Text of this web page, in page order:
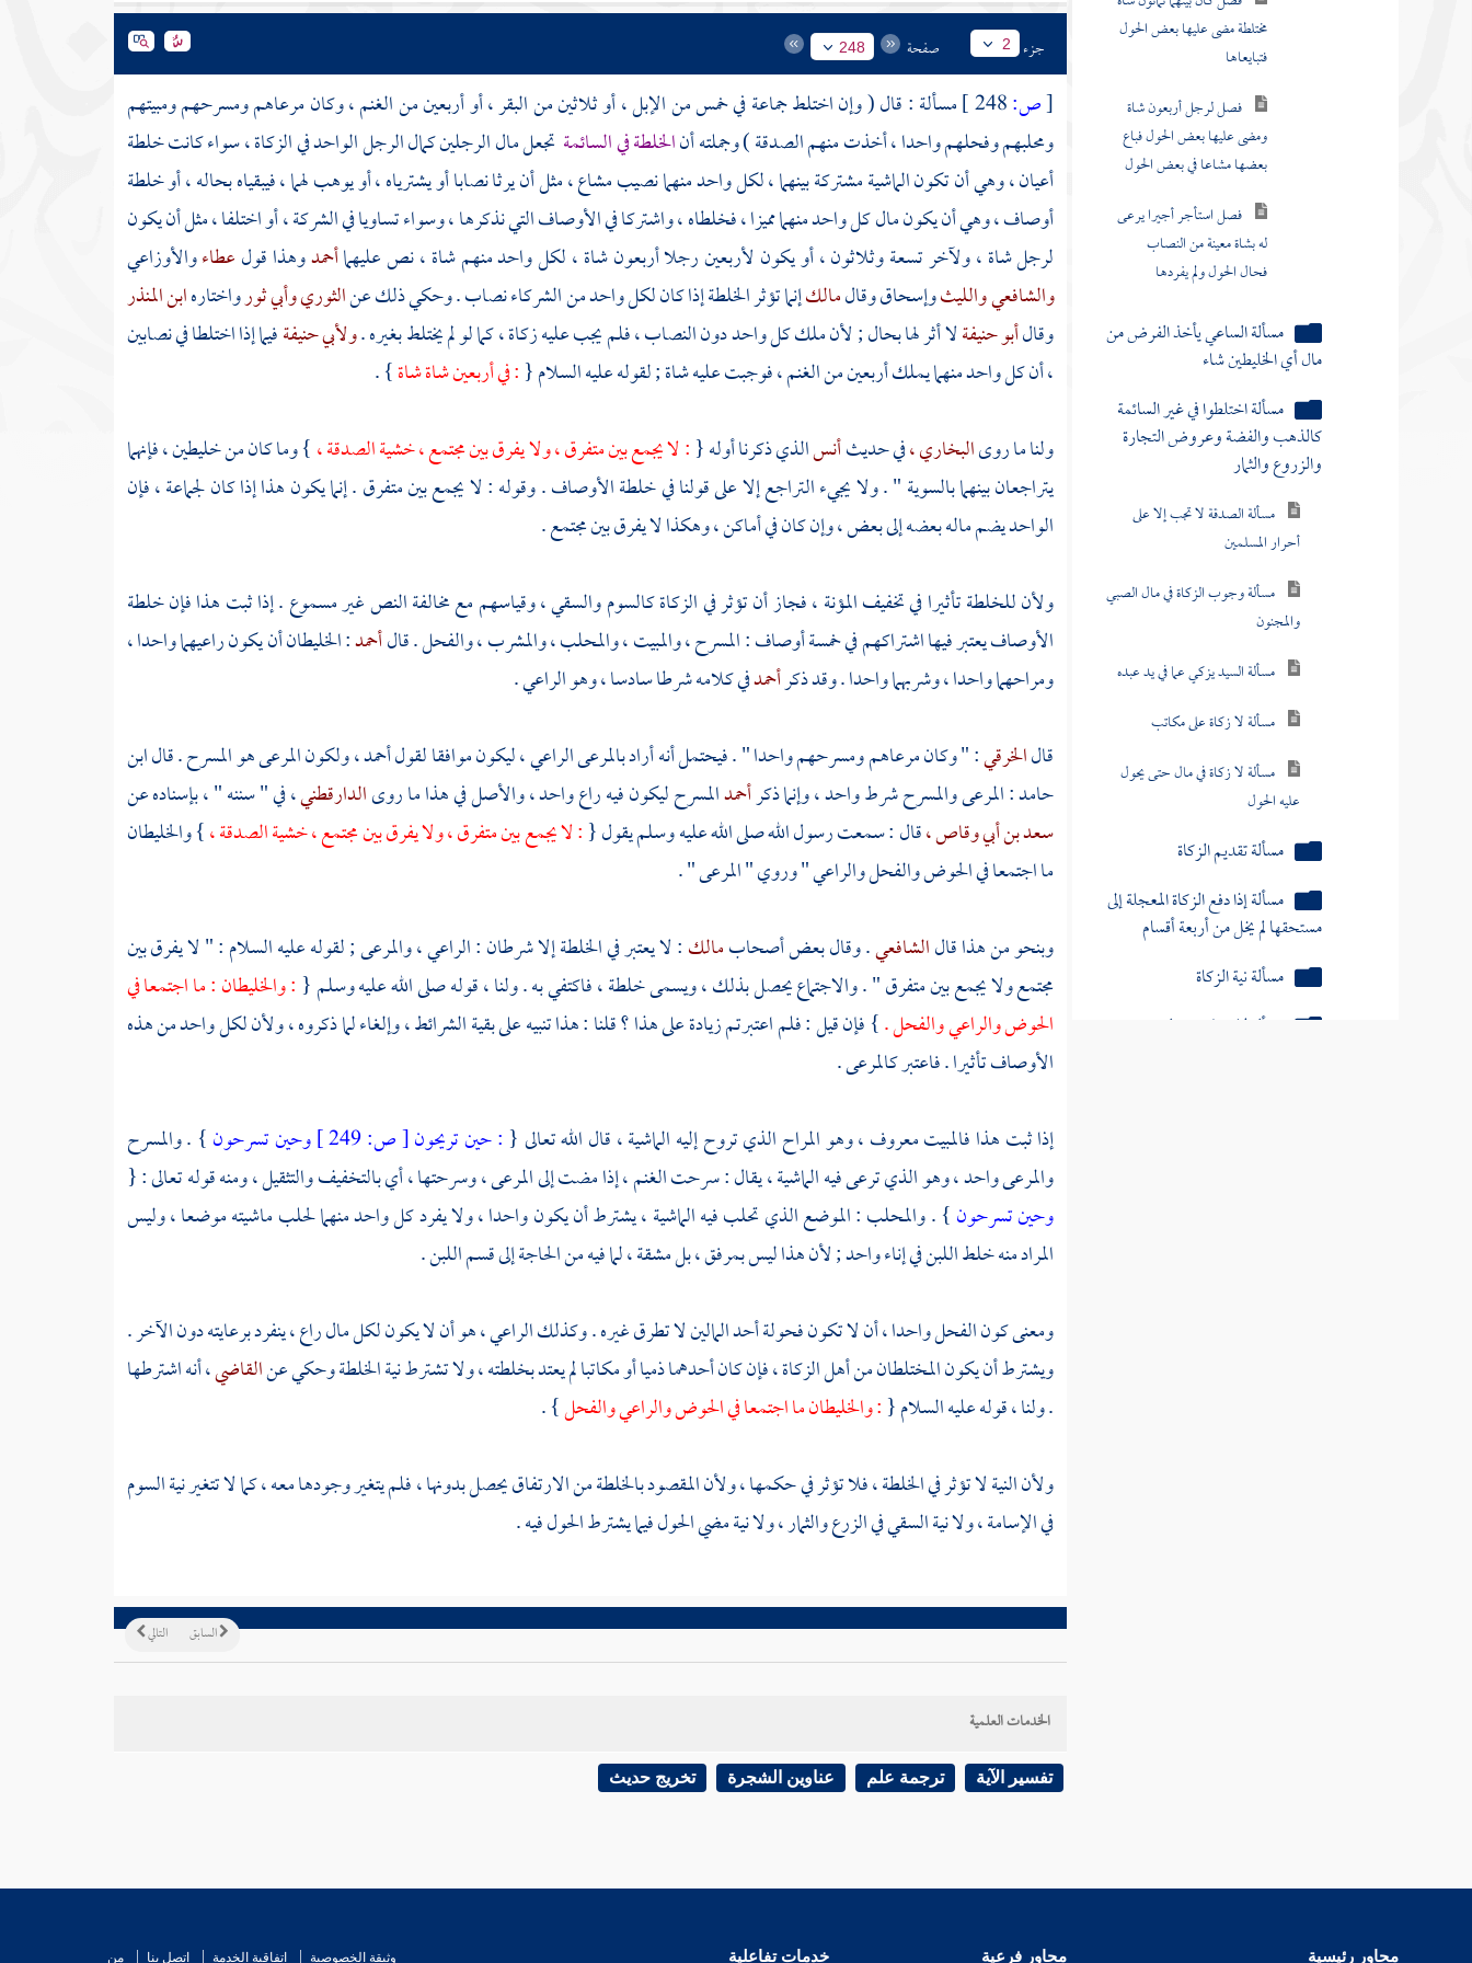
مسألة اختلطوا في غير السائمة
والزروع والثمار
مسألة الصدقة لا تجب إلا على
مسألة وجوب الزكاة في مال الصبي
والمجنون
مسألة السيد يزكي عما في يد عبده
مسألة لا زكاة على مكاتب
مسألة لا زكاة في مال حتى يحول
عليه الحول
مسألة تقديم الزكاة
مسألة إذا دفع الزكاة المعجلة إلى
مستحقها لم يخل من أربعة أقسام
مسألة نية الزكاة
مسألة لا يعطى من الصدقة
مسألة زكاة الأموال لا تعطى لكافر
مسألة للعامل أن يأخذ عمالته
من الزكاة سواء كان حرا أو عبدا
الصدقة المفروضة
مسألة موالي بني هاشم وهم من
باب زكاة الذهب والفضة
جزء 2 صفحة 248
[ص:
مسألة : قال ( وإن اختلط جماعة في خمس من الإبل ، أو ثلاثين من البقر ، أو أربعين من الغنم ، وكان مرعاهم ومسرحهم ومبيتهم
ومحلبهم وفحلهم واحدا ، أخذت منهم الصدقة ) وجملته أنالخلطة في السائمة تجعل مال الرجلين كمال الرجل الواحد في الزكاة ، سواء كانت خلطة
أعيان ، وهي أن تكون الماشية مشتركة بينهما ، لكل واحد منهما نصيب مشاع ، مثل أن يرثا نصابا أو يشترياه ، أو يوهب لهما ، فيبقياه بحاله ، أو خلطة
أوصاف ، وهي أن يكون مال كل واحد منهما مميزا ، فخلطاه ، واشتركا في الأوصاف التي نذكرها ، وسواء تساويا في الشركة ، أو اختلفا ، مثل أن يكون
لرجل شاة ، ولآخر تسعة وثلاثون ، أو يكون لأربعين رجلا أربعون شاة ، لكل واحد منهم شاة ، نص عليهماأحمدوهذا قولعطاءوالأوزاعي
والشافعيوالليثوإسحاقوقالمالكإنما تؤثر الخلطة إذا كان لكل واحد من الشركاء نصاب . وحكي ذلك عنالثوريوأبي ثورواختارهابن المنذر
وقالأبو حنيفةلا أثر لها بحال ; لأن ملك كل واحد دون النصاب ، فلم يجب عليه زكاة ، كما لو لم يختلط بغيره .ولأبي حنيفةفيما إذا اختلطا في نصابين
، أن كل واحد منهما يملك أربعين من الغنم ، فوجبت عليه شاة ; لقوله عليه السلام {: في أربعين شاة شاة} .
ولنا ما روىالبخاري ،في حديثأنسالذي ذكرنا أوله {: لا يجمع بين متفرق ، ولا يفرق بين مجتمع ، خشية الصدقة ،} وما كان من خليطين ، فإنهما
يتراجعان بينهما بالسوية " . ولا يجيء التراجع إلا على قولنا في خلطة الأوصاف . وقوله : لا يجمع بين متفرق . إنما يكون هذا إذا كان لجماعة ، فإن
الواحد يضم ماله بعضه إلى بعض ، وإن كان في أماكن ، وهكذا لا يفرق بين مجتمع .
ولأن للخلطة تأثيرا في تخفيف المؤنة ، فجاز أن تؤثر في الزكاة كالسوم والسقي ، وقياسهم مع مخالفة النص غير مسموع . إذا ثبت هذا فإن خلطة
الأوصاف يعتبر فيها اشتراكهم في خمسة أوصاف : المسرح ، والمبيت ، والمحلب ، والمشرب ، والفحل . قالأحمد: الخليطان أن يكون راعيهما واحدا ،
ومراحهما واحدا ، وشربهما واحدا . وقد ذكرأحمدفي كلامه شرطا سادسا ، وهو الراعي .
قالالخرقي: " وكان مرعاهم ومسرحهم واحدا " . فيحتمل أنه أراد بالمرعى الراعي ، ليكون موافقا لقول أحمد ، ولكون المرعى هو المسرح . قالابن
حامد: المرعى والمسرح شرط واحد ، وإنما ذكرأحمدالمسرح ليكون فيه راع واحد ، والأصل في هذا ما روىالدارقطني، في " سننه " ، بإسناده عن
سعد بن أبي وقاص ،قال : سمعت رسول الله صلى الله عليه وسلم يقول {: لا يجمع بين متفرق ، ولا يفرق بين مجتمع ، خشية الصدقة ،} والخليطان
ما اجتمعا في الحوض والفحل والراعي " وروي " المرعى " .
وبنحو من هذا قالالشافعي. وقال بعض أصحابمالك: لا يعتبر في الخلطة إلا شرطان : الراعي ، والمرعى ; لقوله عليه السلام : " لا يفرق بين
مجتمع ولا يجمع بين متفرق " . والاجتماع يحصل بذلك ، ويسمى خلطة ، فاكتفي به . ولنا ، قوله صلى الله عليه وسلم {: والخليطان : ما اجتمعا في
الحوض والراعي والفحل .} فإن قيل : فلم اعتبرتم زيادة على هذا ؟ قلنا : هذا تنبيه على بقية الشرائط ، وإلغاء لما ذكروه ، ولأن لكل واحد من هذه
الأوصاف تأثيرا . فاعتبر كالمرعى .
إذا ثبت هذا فالمبيت معروف ، وهو المراح الذي تروح إليه الماشية ، قال الله تعالى {: حين تريحون[ص: وحين تسرحون} . والمسرح
والمرعى واحد ، وهو الذي ترعى فيه الماشية ، يقال : سرحت الغنم ، إذا مضت إلى المرعى ، وسرحتها ، أي بالتخفيف والتثقيل ، ومنه قوله تعالى : {
وحين تسرحون} . والمحلب : الموضع الذي تحلب فيه الماشية ، يشترط أن يكون واحدا ، ولا يفرد كل واحد منهما لحلب ماشيته موضعا ، وليس
المراد منه خلط اللبن في إناء واحد ; لأن هذا ليس بمرفق ، بل مشقة ، لما فيه من الحاجة إلى قسم اللبن .
ومعنى كون الفحل واحدا ، أن لا تكون فحولة أحد المالين لا تطرق غيره . وكذلك الراعي ، هو أن لا يكون لكل مال راع ، ينفرد برعايته دون الآخر .
ويشترط أن يكون المختلطان من أهل الزكاة ، فإن كان أحدهما ذميا أو مكاتبا لم يعتد بخلطته ، ولا تشترط نية الخلطة وحكي عنالقاضي، أنه اشترطها
. ولنا ، قوله عليه السلام {: والخليطان ما اجتمعا في الحوض والراعي والفحل} .
ولأن النية لا تؤثر في الخلطة ، فلا تؤثر في حكمها ، ولأن المقصود بالخلطة من الارتفاق يحصل بدونها ، فلم يتغير وجودها معه ، كما لا تتغير نية السوم
في الإسامة ، ولا نية السقي في الزرع والثمار ، ولا نية مضي الحول فيما يشترط الحول فيه .
التالي السابق
الخدمات العلمية
تفسير الآية ترجمة علم عناوين الشجرة تخريج حديث
محاور رئيسية محاور فرعية خدمات تفاعلية وثيقة الخصوصية اتفاقية الخدمة اتصل بنا من